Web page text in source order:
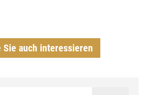
Sie auch interessieren